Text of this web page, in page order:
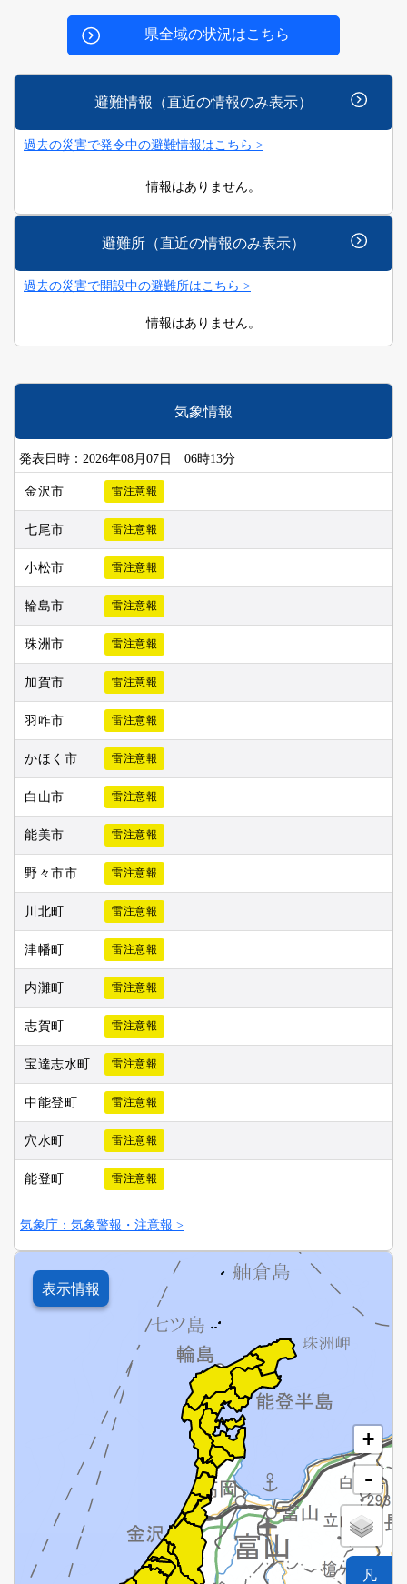
県全域の状況はこちら
避難情報（直近の情報のみ表示）
過去の災害で発令中の避難情報はこちら >
情報はありません。
避難所（直近の情報のみ表示）
過去の災害で開設中の避難所はこちら >
情報はありません。
気象情報
発表日時：2026年08月07日 06時13分
金沢市 雷注意報
七尾市 雷注意報
小松市 雷注意報
輪島市 雷注意報
珠洲市 雷注意報
加賀市 雷注意報
羽咋市 雷注意報
かほく市 雷注意報
白山市 雷注意報
能美市 雷注意報
野々市市 雷注意報
川北町 雷注意報
津幡町 雷注意報
内灘町 雷注意報
志賀町 雷注意報
宝達志水町 雷注意報
中能登町 雷注意報
穴水町 雷注意報
能登町 雷注意報
気象庁：気象警報・注意報 >
表示情報
凡
+
-